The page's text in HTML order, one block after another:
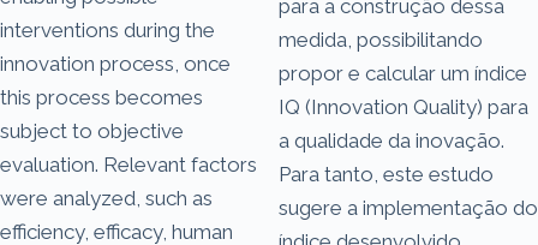
interventions during the
innovation process, once
this process becomes
subject to objective
evaluation. Relevant factors
were analyzed, such as
efficiency, efficacy, human
para a construção dessa
medida, possibilitando
propor e calcular um índice
IQ (Innovation Quality) para
a qualidade da inovação.
Para tanto, este estudo
sugere a implementação do